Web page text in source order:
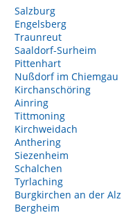
Salzburg
Engelsberg
Traunreut
Saaldorf-Surheim
Pittenhart
Nußdorf im Chiemgau
Kirchanschöring
Ainring
Tittmoning
Kirchweidach
Anthering
Siezenheim
Schalchen
Tyrlaching
Burgkirchen an der Alz
Bergheim